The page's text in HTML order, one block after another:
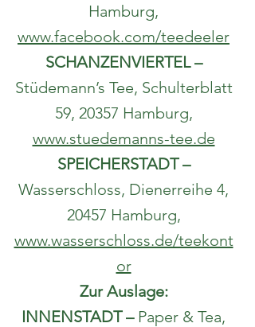
Hamburg,
www.facebook.com/teedeeler
SCHANZENVIERTEL –
Stüdemann’s Tee, Schulterblatt
59, 20357 Hamburg,
www.stuedemanns-tee.de
SPEICHERSTADT –
Wasserschloss, Dienerreihe 4,
20457 Hamburg,
www.wasserschloss.de/teekont
or
Zur Auslage:
INNENSTADT – Paper & Tea,